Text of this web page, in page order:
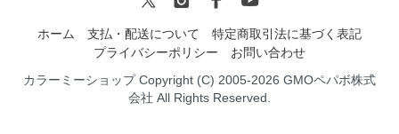
ホーム 支払・配送について
特定商取引法に基づく表記
プライバシーポリシー
お問い合わせ
カラーミーショップCopyright (C) 2005-2026 GMOペパボ株式
会社 All Rights Reserved.